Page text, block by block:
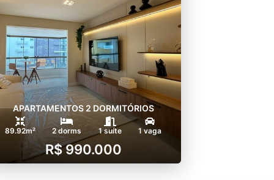
APARTAMENTOS 2 DORMITÓRIOS
89.92m² 2 dorms 1 suíte 1 vaga
R$ 990.000